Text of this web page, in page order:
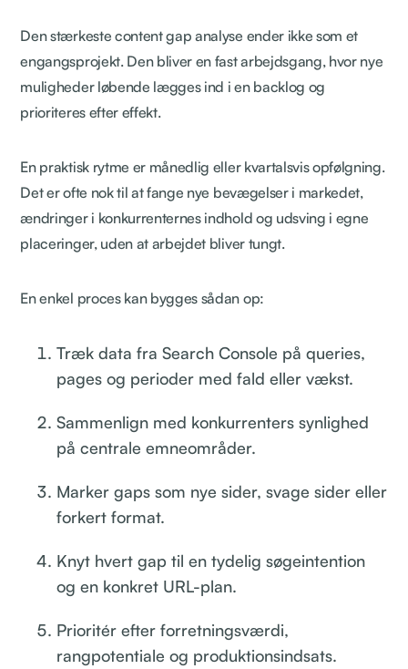
Den stærkeste content gap analyse ender ikke som et
engangsprojekt. Den bliver en fast arbejdsgang, hvor nye
muligheder løbende lægges ind i en backlog og
prioriteres efter effekt.
En praktisk rytme er månedlig eller kvartalsvis opfølgning.
Det er ofte nok til at fange nye bevægelser i markedet,
ændringer i konkurrenternes indhold og udsving i egne
placeringer, uden at arbejdet bliver tungt.
En enkel proces kan bygges sådan op:
Træk data fra Search Console på queries,
pages og perioder med fald eller vækst.
Sammenlign med konkurrenters synlighed
på centrale emneområder.
Marker gaps som nye sider, svage sider eller
forkert format.
Knyt hvert gap til en tydelig søgeintention
og en konkret URL-plan.
Prioritér efter forretningsværdi,
rangpotentiale og produktionsindsats.